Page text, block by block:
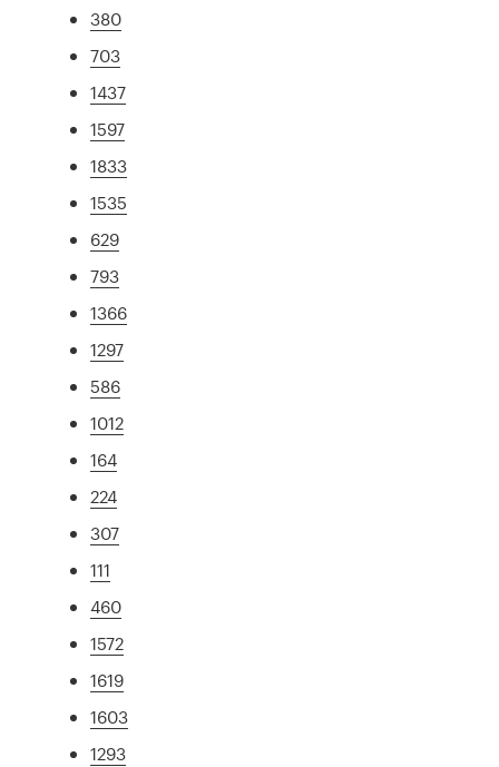
380
703
1437
1597
1833
1535
629
793
1366
1297
586
1012
164
224
307
111
460
1572
1619
1603
1293